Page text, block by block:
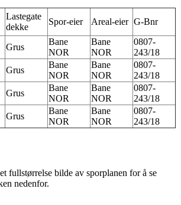
Lastegate
dekke
Spor-eier Areal-eier G-Bnr
Grus
Bane
NOR
Bane
NOR
0807-
243/18
Grus
Bane
NOR
Bane
NOR
0807-
243/18
Grus
Bane
NOR
Bane
NOR
0807-
243/18
Grus
Bane
NOR
Bane
NOR
0807-
243/18
fullstørrelse bilde av sporplanen for å se
nedenfor.